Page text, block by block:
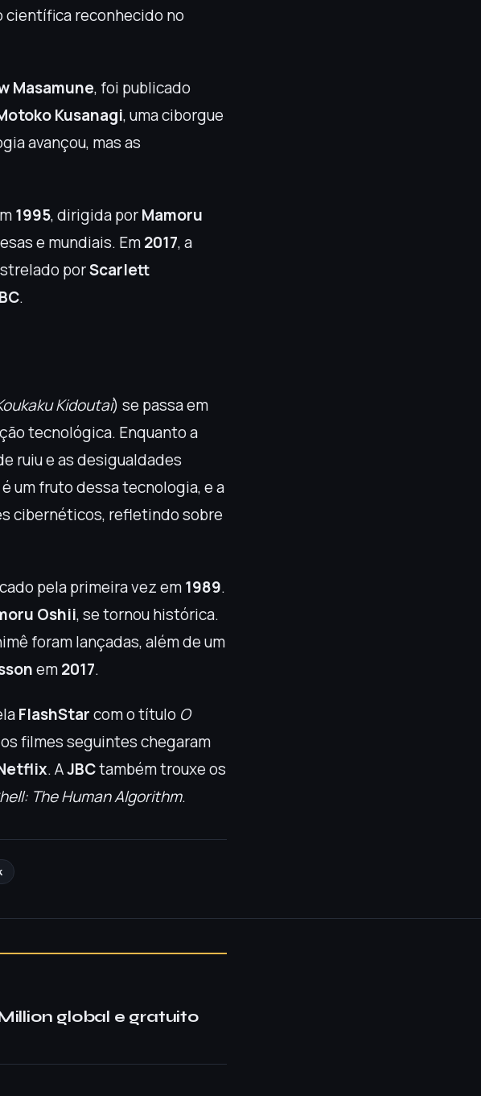
científica reconhecido no
Masamune, foi publicado
Kusanagi, uma ciborgue
avançou, mas as
1995, dirigida porMamoru
e mundiais. Em2017, a
porScarlett
.
Kidoutai) se passa em
tecnológica. Enquanto a
ruiu e as desigualdades
é um fruto dessa tecnologia, e a
cibernéticos, refletindo sobre
pela primeira vez em1989.
Oshii, se tornou histórica.
foram lançadas, além de um
em2017.
FlashStarcom o título O
filmes seguintes chegaram
. AJBCtambém trouxe os
The Human Algorithm.
global e gratuito